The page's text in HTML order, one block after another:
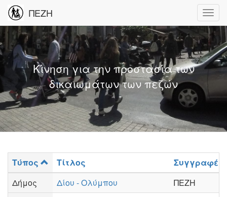
ΠΕΖΗ
Κίνηση για την προστασία των
δικαιωμάτων των πεζών
Τύπος Τίτλος
Δήμος
Δίου - Ολύμπου
ΠΕΖΗ